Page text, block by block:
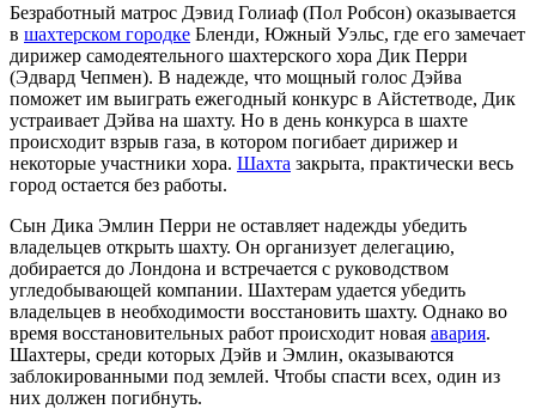
Безработный матрос Дэвид Голиаф (Пол Робсон) оказывается
в шахтерском городке Бленди, Южный Уэльс, где его замечает
дирижер самодеятельного шахтерского хора Дик Перри
(Эдвард Чепмен). В надежде, что мощный голос Дэйва
поможет им выиграть ежегодный конкурс в Айстетводе, Дик
устраивает Дэйва на шахту. Но в день конкурса в шахте
происходит взрыв газа, в котором погибает дирижер и
некоторые участники хора. Шахта закрыта, практически весь
город остается без работы.
Сын Дика Эмлин Перри не оставляет надежды убедить
владельцев открыть шахту. Он организует делегацию,
добирается до Лондона и встречается с руководством
угледобывающей компании. Шахтерам удается убедить
владельцев в необходимости восстановить шахту. Однако во
время восстановительных работ происходит новая авария.
Шахтеры, среди которых Дэйв и Эмлин, оказываются
заблокированными под землей. Чтобы спасти всех, один из
них должен погибнуть.